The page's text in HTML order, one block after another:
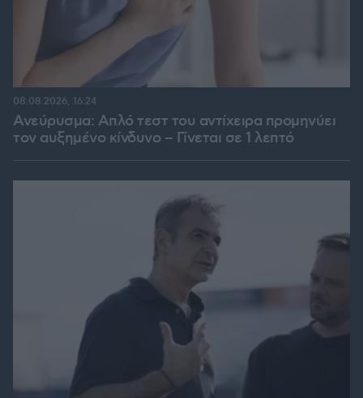
Ανεύρυσμα: Απλό τεστ του αντίχειρα προμηνύει
τον αυξημένο κίνδυνο – Γίνεται σε 1 λεπτό
08.08.2026, 16:24